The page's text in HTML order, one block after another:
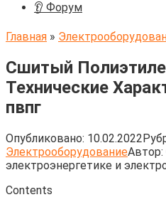
👂 Форум
Главная »
Сшитый
Технические
пвпг
Опубликовано: 10.02.2022
ЭлектрооборудованиеАвтор:
электроэнергетике и
Contents